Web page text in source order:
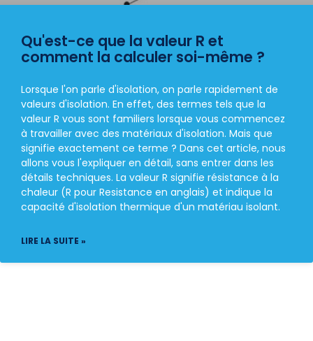
Qu'est-ce que la valeur R et
comment la calculer soi-même ?
Lorsque l'on parle d'isolation, on parle rapidement de
valeurs d'isolation. En effet, des termes tels que la
valeur R vous sont familiers lorsque vous commencez
à travailler avec des matériaux d'isolation. Mais que
signifie exactement ce terme ? Dans cet article, nous
allons vous l'expliquer en détail, sans entrer dans les
détails techniques. La valeur R signifie résistance à la
chaleur (R pour Resistance en anglais) et indique la
capacité d'isolation thermique d'un matériau isolant.
LIRE LA SUITE »